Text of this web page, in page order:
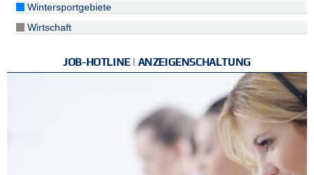
Wintersportgebiete
Wirtschaft
JOB-HOTLINE | ANZEIGENSCHALTUNG